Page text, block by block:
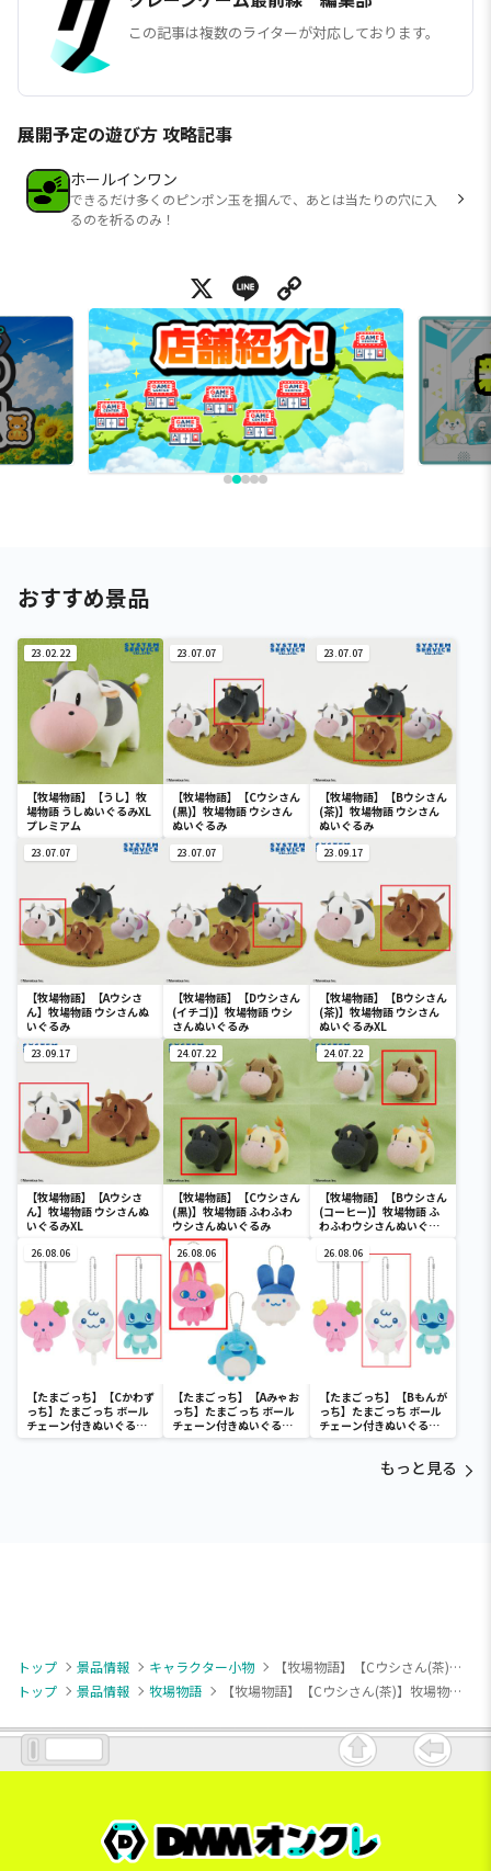
この記事は複数のライターが対応しております。
展開予定の遊び方 攻略記事
ホールインワン
できるだけ多くのピンポン玉を掴んで、あとは当たりの穴に入
るのを祈るのみ！
X Line
おすすめ景品
23.02.22
【牧場物語】【うし】牧
場物語 うしぬいぐるみXL
プレミアム
23.07.07
【牧場物語】【Cウシさん
(黒)】牧場物語 ウシさん
ぬいぐるみ
23.07.07
【牧場物語】【Bウシさん
(茶)】牧場物語 ウシさん
ぬいぐるみ
23.07.07
【牧場物語】【Aウシさ
ん】牧場物語 ウシさんぬ
いぐるみ
23.07.07
【牧場物語】【Dウシさん
(イチゴ)】牧場物語 ウシ
さんぬいぐるみ
23.09.17
【牧場物語】【Bウシさん
(茶)】牧場物語 ウシさん
ぬいぐるみXL
23.09.17
【牧場物語】【Aウシさ
ん】牧場物語 ウシさんぬ
いぐるみXL
24.07.22
【牧場物語】【Cウシさん
(黒)】牧場物語 ふわふわ
ウシさんぬいぐるみ
24.07.22
【牧場物語】【Bウシさん
(コーヒー)】牧場物語 ふ
わふわウシさんぬいぐる
26.08.06
【たまごっち】【Cかわず
っち】たまごっち ボール
チェーン付きぬいぐるみ
～Tamagotchi
26.08.06
【たまごっち】【Aみゃお
っち】たまごっち ボール
チェーン付きぬいぐるみ
～Tamagotchi
26.08.06
【たまごっち】【Bもんが
っち】たまごっち ボール
チェーン付きぬいぐるみ
～Tamagotchi
もっと見る
トップ 景品情報 キャラクター小物
【牧場物語】【Cウシさん(茶)】牧場物語 ボールチェーン付きウシさんなかよしぬいぐるみ
トップ
景品情報 牧場物語 【牧場物語】【Cウシさん(茶)】牧場物語 ボールチェーン付きウシさんなかよしぬいぐるみ